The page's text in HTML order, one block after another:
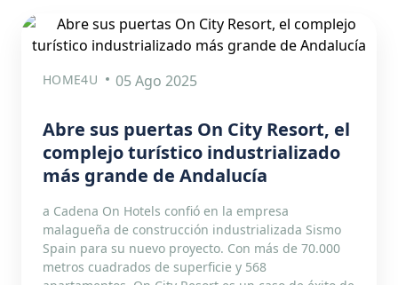
HOME4U 05 Ago 2025
Abre sus puertas On City Resort, el
complejo turístico industrializado
más grande de Andalucía
a Cadena On Hotels confió en la empresa
malagueña de construcción industrializada Sismo
Spain para su nuevo proyecto. Con más de 70.000
metros cuadrados de superficie y 568